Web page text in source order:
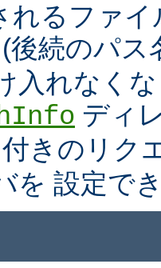
れるファ
(後続のパス
入れなく
ディ
付きのリク
を 設定で